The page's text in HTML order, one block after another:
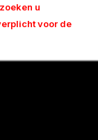
u
voor de